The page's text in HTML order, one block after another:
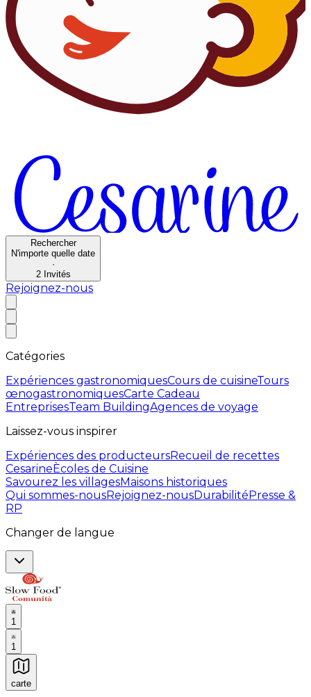
Rechercher
N'importe quelle date
·
2 Invités
Rejoignez-nous
Catégories
Expériences gastronomiquesCours de cuisineTours
œnogastronomiquesCarte Cadeau
EntreprisesTeam BuildingAgences de voyage
Laissez-vous inspirer
Expériences des producteursRecueil de recettes
CesarineÈcoles de Cuisine
Savourez les villagesMaisons historiques
Qui sommes-nousRejoignez-nousDurabilitéPresse &
RP
Changer de langue
1
1
carte